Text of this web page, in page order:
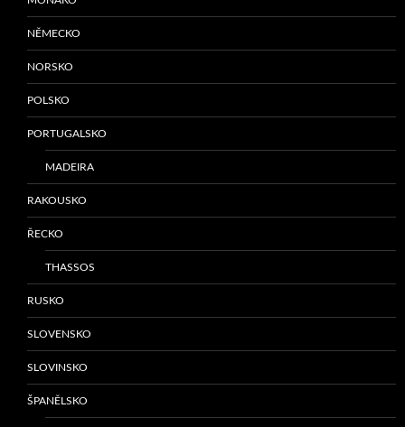
NĚMECKO
NORSKO
POLSKO
PORTUGALSKO
MADEIRA
RAKOUSKO
ŘECKO
THASSOS
RUSKO
SLOVENSKO
SLOVINSKO
ŠPANĚLSKO